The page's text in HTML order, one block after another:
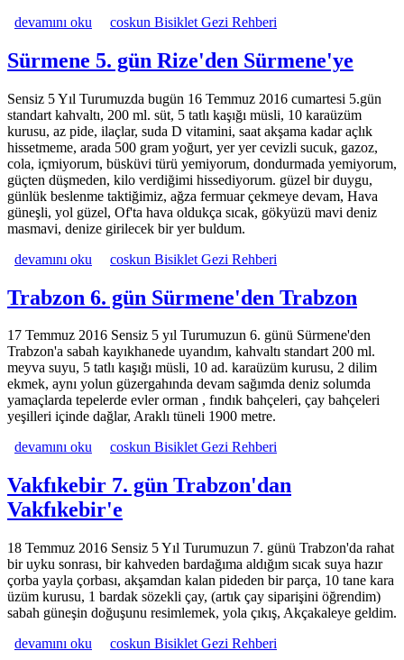
Rize 4. gün Ardeşen'den Rize'ye hakkında
devamını oku coskun Bisiklet Gezi Rehberi
Sürmene 5. gün Rize'den Sürmene'ye
Sensiz 5 Yıl Turumuzda bugün 16 Temmuz 2016 cumartesi 5.gün
standart kahvaltı, 200 ml. süt, 5 tatlı kaşığı müsli, 10 karaüzüm
kurusu, az pide, ilaçlar, suda D vitamini, saat akşama kadar açlık
hissetmeme, arada 500 gram yoğurt, yer yer cevizli sucuk, gazoz,
cola, içmiyorum, büsküvi türü yemiyorum, dondurmada yemiyorum,
güçten düşmeden, kilo verdiğimi hissediyorum. güzel bir duygu,
günlük beslenme taktiğimiz, ağza fermuar çekmeye devam, Hava
güneşli, yol güzel, Of'ta hava oldukça sıcak, gökyüzü mavi deniz
masmavi, denize girilecek bir yer buldum.
Sürmene 5. gün Rize'den Sürmene'ye hakkında
devamını oku coskun Bisiklet Gezi Rehberi
Trabzon 6. gün Sürmene'den Trabzon
17 Temmuz 2016 Sensiz 5 yıl Turumuzun 6. günü Sürmene'den
Trabzon'a sabah kayıkhanede uyandım, kahvaltı standart 200 ml.
meyva suyu, 5 tatlı kaşığı müsli, 10 ad. karaüzüm kurusu, 2 dilim
ekmek, aynı yolun güzergahında devam sağımda deniz solumda
yamaçlarda tepelerde evler orman , fındık bahçeleri, çay bahçeleri
yeşilleri içinde dağlar, Araklı tüneli 1900 metre.
Trabzon 6. gün Sürmene'den Trabzon hakkında
devamını oku coskun Bisiklet Gezi Rehberi
Vakfıkebir 7. gün Trabzon'dan
Vakfıkebir'e
18 Temmuz 2016 Sensiz 5 Yıl Turumuzun 7. günü Trabzon'da rahat
bir uyku sonrası, bir kahveden bardağıma aldığım sıcak suya hazır
çorba yayla çorbası, akşamdan kalan pideden bir parça, 10 tane kara
üzüm kurusu, 1 bardak sözekli çay, (artık çay siparişini öğrendim)
sabah güneşin doğuşunu resimlemek, yola çıkış, Akçakaleye geldim.
Vakfıkebir 7. gün Trabzon'dan Vakfıkebir'e hakkında
devamını oku coskun Bisiklet Gezi Rehberi